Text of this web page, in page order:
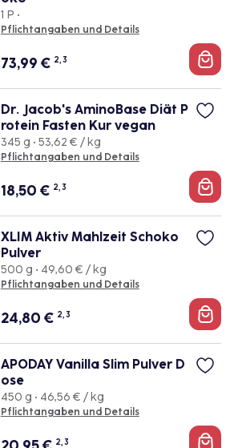
1 P •
Pflichtangaben und Details
73,99 € 2, 3
Dr. Jacob's AminoBase Diät P
rotein Fasten Kur vegan
345 g • 53,62 € / kg
Pflichtangaben und Details
18,50 € 2, 3
XLIM Aktiv Mahlzeit Schoko
Pulver
500 g • 49,60 € / kg
Pflichtangaben und Details
24,80 € 2, 3
APODAY Vanilla Slim Pulver D
ose
450 g • 46,56 € / kg
Pflichtangaben und Details
2, 3